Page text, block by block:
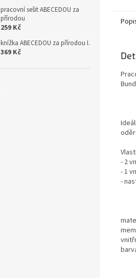
pracovní sešit ABECEDOU za
přírodou
259 Kč
knížka ABECEDOU za přírodou I.
369 Kč
- 2
- 1
-